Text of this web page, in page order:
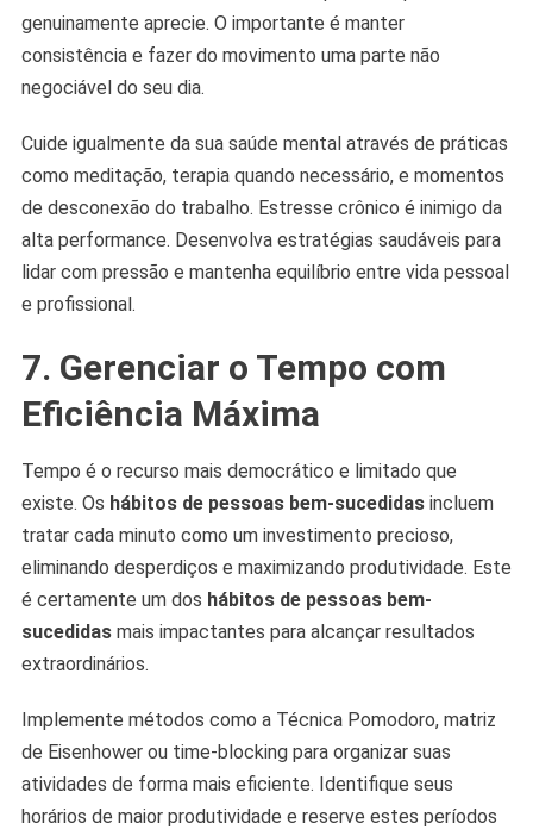
genuinamente aprecie. O importante é manter
consistência e fazer do movimento uma parte não
negociável do seu dia.
Cuide igualmente da sua saúde mental através de práticas
como meditação, terapia quando necessário, e momentos
de desconexão do trabalho. Estresse crônico é inimigo da
alta performance. Desenvolva estratégias saudáveis para
lidar com pressão e mantenha equilíbrio entre vida pessoal
e profissional.
7. Gerenciar o Tempo com
Eficiência Máxima
Tempo é o recurso mais democrático e limitado que
existe. Os hábitos de pessoas bem-sucedidasincluem
tratar cada minuto como um investimento precioso,
eliminando desperdiços e maximizando produtividade. Este
é certamente um dos hábitos de pessoas bem-
sucedidasmais impactantes para alcançar resultados
extraordinários.
Implemente métodos como a Técnica Pomodoro, matriz
de Eisenhower ou time-blocking para organizar suas
atividades de forma mais eficiente. Identifique seus
horários de maior produtividade e reserve estes períodos